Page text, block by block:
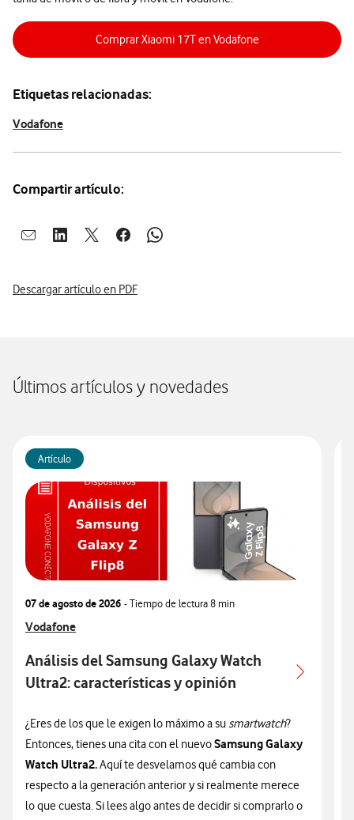
Comprar Xiaomi 17T en Vodafone
Etiquetas relacionadas:
Vodafone
Compartir artículo:
Abrir ventana para compartir en mail
Abrir ventana para compartir en linkedin
Abrir ventana para compartir en twitter
Abrir ventana para compartir en facebook
Abrir ventana para compartir en
Descargar artículo en PDF
Últimos artículos y novedades
Artículo
07 de agosto de 2026 - Tiempo de lectura8 min
Ver más articulos relacionados con
Vodafone
Análisis del Samsung Galaxy Watch
Ultra2: características y opinión
¿Eres de los que le exigen lo máximo a su smartwatch?
Entonces, tienes una cita con el nuevoSamsung Galaxy
Watch Ultra2.Aquí te desvelamos qué cambia con
respecto a la generación anterior y si realmente merece
lo que cuesta. Si lees algo antes de decidir si comprarlo o